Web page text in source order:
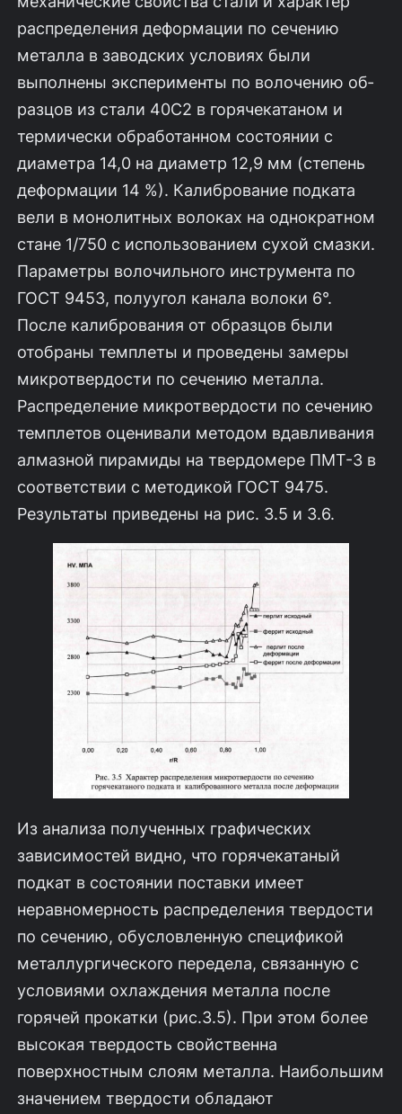
распределения деформации по сечению
металла в заводских условиях были
выполнены эксперименты по волочению об­
разцов из стали 40С2 в горячекатаном и
термически обработанном состоянии с
диаметра 14,0 на диаметр 12,9 мм (степень
деформации 14 %). Калибрование подката
вели в монолитных волоках на однократном
стане 1/750 с использо­ванием сухой смазки.
Параметры волочильного инструмента по
ГОСТ 9453, полуугол канала волоки 6°.
После калибрования от образцов были
отобраны темплеты и проведены замеры
микротвердости по сечению металла.
Распреде­ление микротвердости по сечению
темплетов оценивали методом вдавливания
алмазной пирамиды на твердомере ПМТ-3 в
соответствии с методикой ГОСТ 9475.
Результаты приведены на рис. 3.5 и 3.6.
Из анализа полученных графических
зависимостей видно, что горячека­таный
подкат в состоянии поставки имеет
неравномерность распределения твердости
по сечению, обусловленную спецификой
металлургического переде­ла, связанную с
условиями охлаждения металла после
горячей прокатки (рис.3.5). При этом более
высокая твердость свойственна
поверхностным слоям металла. Наибольшим
значением твердости обладают